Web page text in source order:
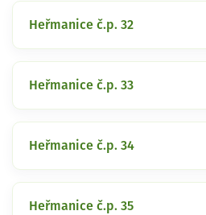
Heřmanice č.p. 32
Heřmanice č.p. 33
Heřmanice č.p. 34
Heřmanice č.p. 35